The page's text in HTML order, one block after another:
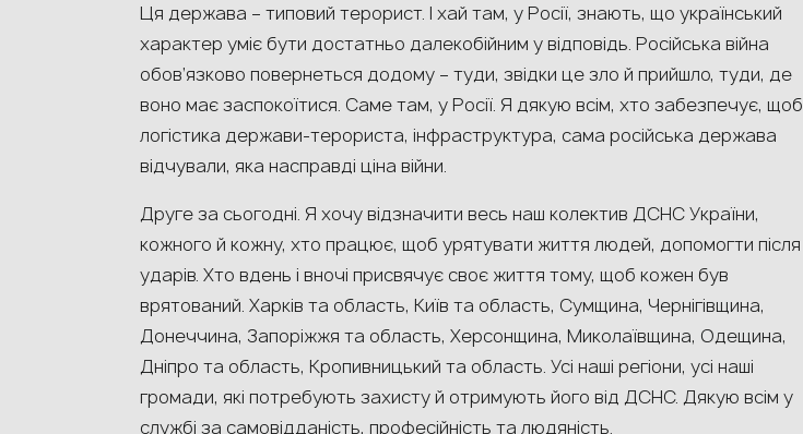
Ця держава – типовий терорист. І хай там, у Росії, знають, що український
характер уміє бути достатньо далекобійним у відповідь. Російська війна
обов’язково повернеться додому – туди, звідки це зло й прийшло, туди, де
воно має заспокоїтися. Саме там, у Росії. Я дякую всім, хто забезпечує, щоб
логістика держави-терориста, інфраструктура, сама російська держава
відчували, яка насправді ціна війни.
Друге за сьогодні. Я хочу відзначити весь наш колектив ДСНС України,
кожного й кожну, хто працює, щоб урятувати життя людей, допомогти після
ударів. Хто вдень і вночі присвячує своє життя тому, щоб кожен був
врятований. Харків та область, Київ та область, Сумщина, Чернігівщина,
Донеччина, Запоріжжя та область, Херсонщина, Миколаївщина, Одещина,
Дніпро та область, Кропивницький та область. Усі наші регіони, усі наші
громади, які потребують захисту й отримують його від ДСНС. Дякую всім у
службі за самовідданість, професійність та людяність.